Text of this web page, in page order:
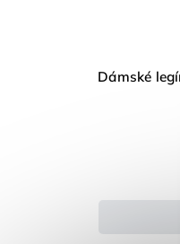
Dámské